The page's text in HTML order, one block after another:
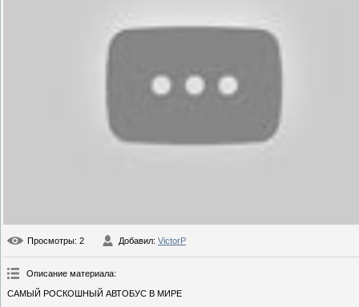
Просмотры: 2 Добавил: VictorP
Описание материала:
САМЫЙ РОСКОШНЫЙ АВТОБУС В МИРЕ